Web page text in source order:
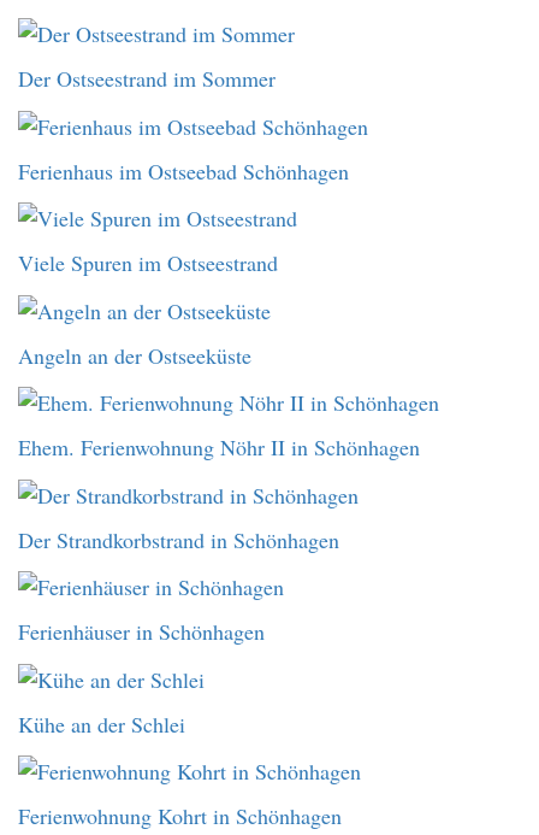
Der Ostseestrand im Sommer
Ferienhaus im Ostseebad Schönhagen
Viele Spuren im Ostseestrand
Angeln an der Ostseeküste
Ehem. Ferienwohnung Nöhr II in Schönhagen
Der Strandkorbstrand in Schönhagen
Ferienhäuser in Schönhagen
Kühe an der Schlei
Ferienwohnung Kohrt in Schönhagen